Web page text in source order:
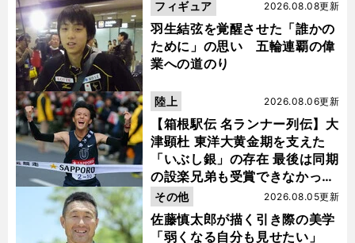
羽生結弦を覚醒させた「誰かの
ために」の思い 五輪連覇の偉
業への道のり
2026.08.08更新
フィギュア
【箱根駅伝 名ランナー列伝】大
津顕杜 東洋大黄金期を支えた
「いぶし銀」の存在 最後は同期
の設楽兄弟も受賞できなかった
金栗杯に輝く
2026.08.06更新
陸上
佐藤慎太郎が描く引き際の美学
「弱くなる自分も見せたい」
2026.08.05更新
その他